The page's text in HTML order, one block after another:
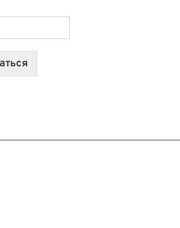
ИИ-
АГЕНТАХ